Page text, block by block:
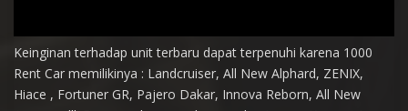
Keinginan terhadap unit terbaru dapat terpenuhi karena 1000
Rent Car memilikinya : Landcruiser, All New Alphard, ZENIX,
Hiace , Fortuner GR, Pajero Dakar, Innova Reborn, All New